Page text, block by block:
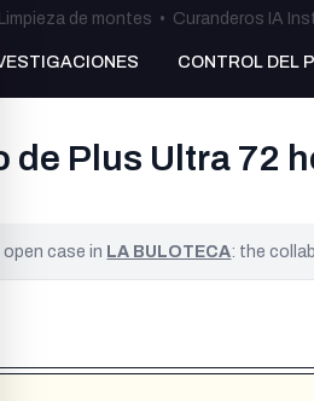
Limpieza de montes • Curanderos IA
CONTROL DEL
de Plus Ultra 72
case in LA BULOTECA: the